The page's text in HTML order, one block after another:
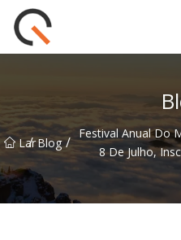
Lar
/ Blog / Festival Anual Do
8 De Julho,